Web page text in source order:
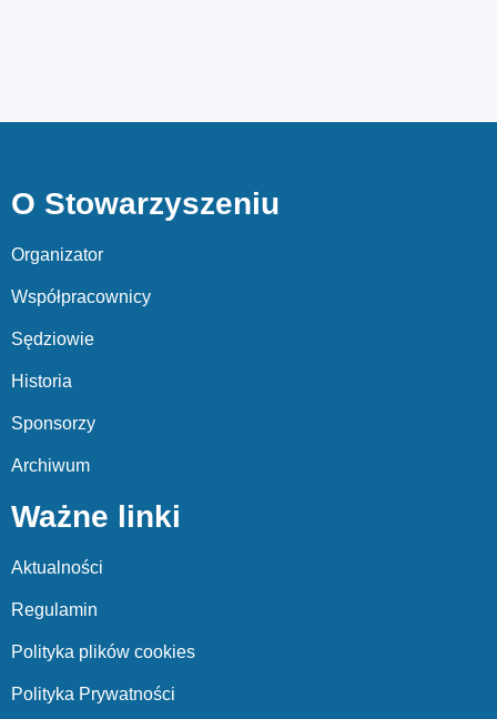
O Stowarzyszeniu
Organizator
Współpracownicy
Sędziowie
Historia
Sponsorzy
Archiwum
Ważne linki
Aktualności
Regulamin
Polityka plików cookies
Polityka Prywatności